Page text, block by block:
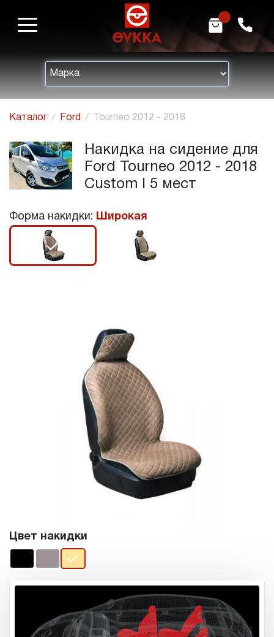
h m
Каталог Ford Tourneo 2012 - 2018
Накидка на сидение для
Ford Tourneo 2012 - 2018
Custom I 5 мест
Форма накидки: Широкая
r
Цвет накидки